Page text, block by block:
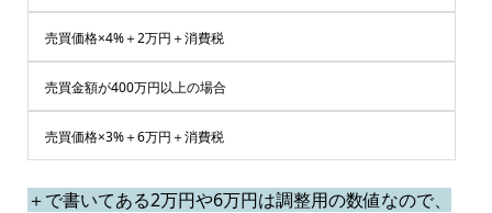
売買価格×4%＋2万円＋消費税
売買金額が400万円以上の場合
売買価格×3%＋6万円＋消費税
＋で書いてある2万円や6万円は調整用の数値なので、